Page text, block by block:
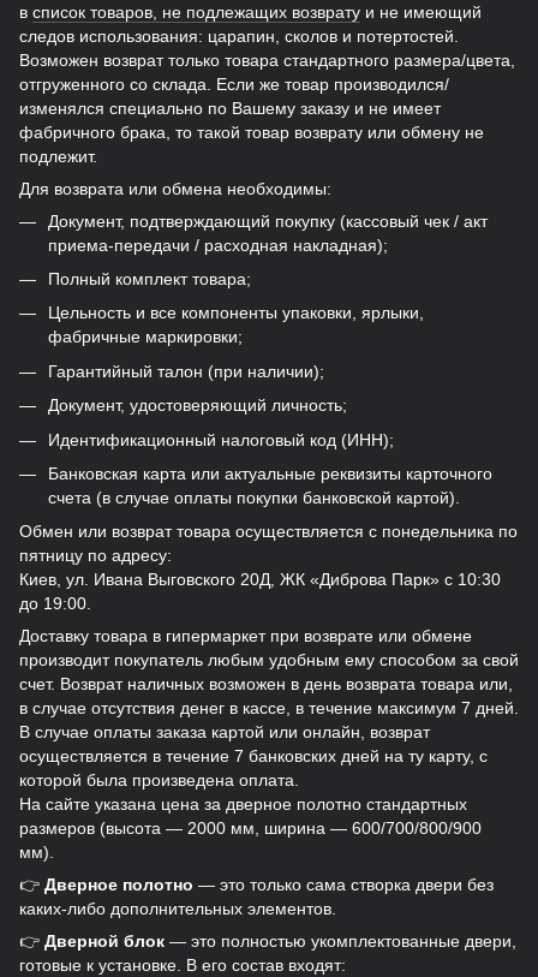
в список товаров, не подлежащих возврату и не имеющий
следов использования: царапин, сколов и потертостей.
Возможен возврат только товара стандартного размера/цвета,
отгруженного со склада. Если же товар производился/
изменялся специально по Вашему заказу и не имеет
фабричного брака, то такой товар возврату или обмену не
подлежит.
Для возврата или обмена необходимы:
Документ, подтверждающий покупку (кассовый чек / акт
приема-передачи / расходная накладная);
Полный комплект товара;
Цельность и все компоненты упаковки, ярлыки,
фабричные маркировки;
Гарантийный талон (при наличии);
Документ, удостоверяющий личность;
Идентификационный налоговый код (ИНН);
Банковская карта или актуальные реквизиты карточного
счета (в случае оплаты покупки банковской картой).
Обмен или возврат товара осуществляется с понедельника по
пятницу по адресу:
Киев, ул. Ивана Выговского 20Д, ЖК «Диброва Парк» с 10:30
до 19:00.
Доставку товара в гипермаркет при возврате или обмене
производит покупатель любым удобным ему способом за свой
счет. Возврат наличных возможен в день возврата товара или,
в случае отсутствия денег в кассе, в течение максимум 7 дней.
В случае оплаты заказа картой или онлайн, возврат
осуществляется в течение 7 банковских дней на ту карту, с
которой была произведена оплата.
На сайте указана цена за дверное полотно стандартных
размеров (высота — 2000 мм, ширина — 600/700/800/900
мм).
👉 Дверное полотно — это только сама створка двери без
каких-либо дополнительных элементов.
👉 Дверной блок — это полностью укомплектованные двери,
готовые к установке. В его состав входят: